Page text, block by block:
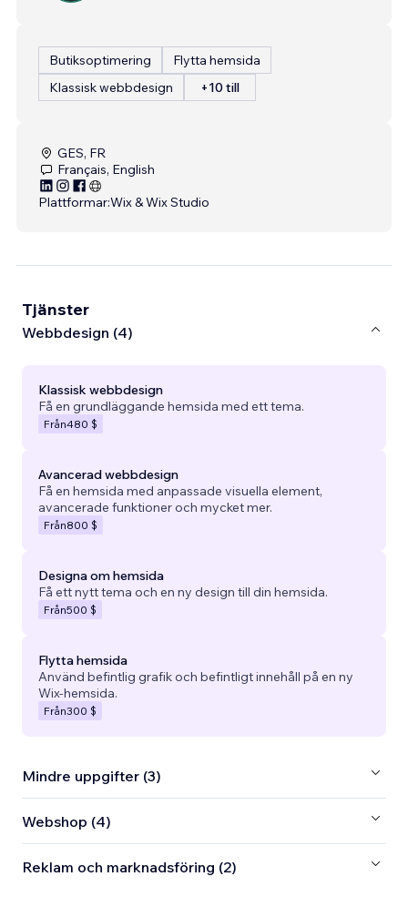
Butiksoptimering
Flytta hemsida
Klassisk webbdesign
+10 till
GES, FR
Français, English
Plattformar:Wix & Wix Studio
Tjänster
Webbdesign (4)
Klassisk webbdesign
Få en grundläggande hemsida med ett tema.
Från480 $
Avancerad webbdesign
Få en hemsida med anpassade visuella element,
avancerade funktioner och mycket mer.
Från800 $
Designa om hemsida
Få ett nytt tema och en ny design till din hemsida.
Från500 $
Flytta hemsida
Använd befintlig grafik och befintligt innehåll på en ny
Wix-hemsida.
Från300 $
Mindre uppgifter (3)
Webshop (4)
Reklam och marknadsföring (2)